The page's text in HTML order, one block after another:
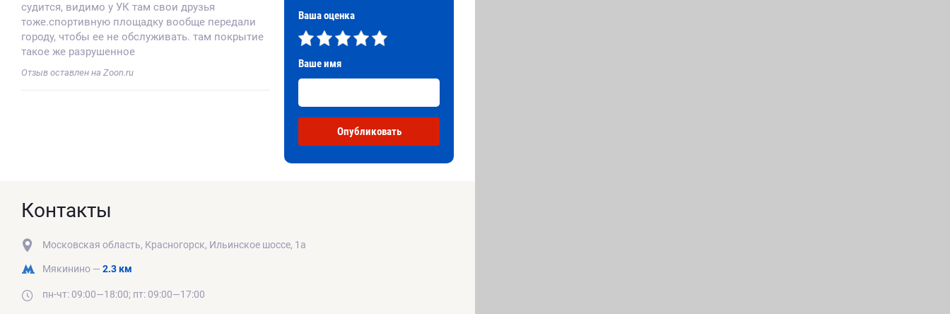
судится, видимо у УК там свои друзья
тоже.спортивную площадку вообще передали
городу, чтобы ее не обслуживать. там покрытие
такое же разрушенное
Отзыв оставлен на Zoon.ru
Ваша оценка
Ваше имя
Опубликовать
Контакты
Московская область, Красногорск, Ильинское шоссе, 1а
Мякинино — 2.3 км
пн-чт: 09:00—18:00; пт: 09:00—17:00